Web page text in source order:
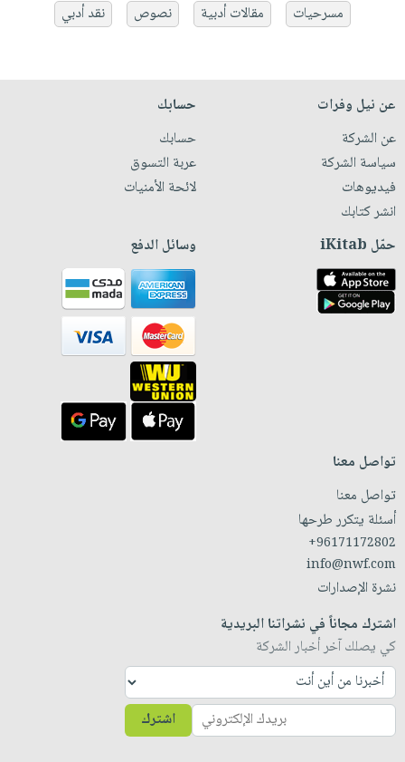
مسرحيات
مقالات أدبية نصوص نقد أدبي
عن نيل وفرات
عن الشركة
سياسة الشركة
فيديوهات
انشر كتابك
حسابك
حسابك
عربة التسوق
لائحة الأمنيات
حمّل iKitab وسائل الدفع
تواصل معنا
تواصل معنا
أسئلة يتكرر طرحها
+96171172802
info@nwf.com
نشرة الإصدارات
اشترك مجاناً في نشراتنا البريدية
كي يصلك آخر أخبار الشركة
اشترك